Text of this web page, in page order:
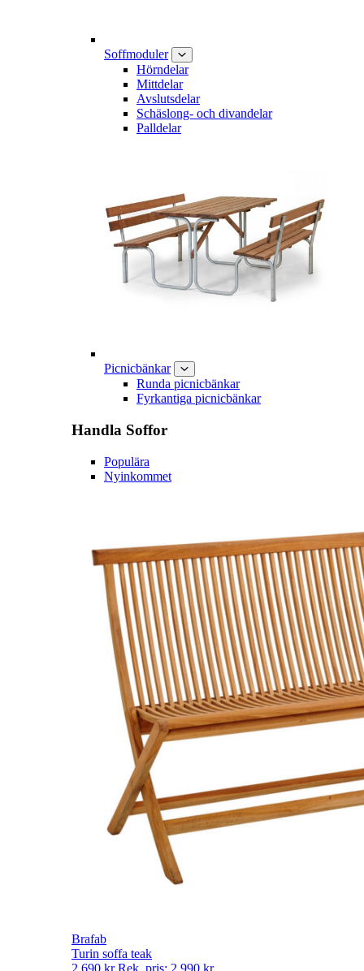
Soffmoduler
Hörndelar
Mittdelar
Avslutsdelar
Schäslong- och divandelar
Palldelar
Picnicbänkar
Runda picnicbänkar
Fyrkantiga picnicbänkar
Handla Soffor
Populära
Nyinkommet
Brafab
Turin soffa teak
2 690 kr Rek. pris: 2 990 kr